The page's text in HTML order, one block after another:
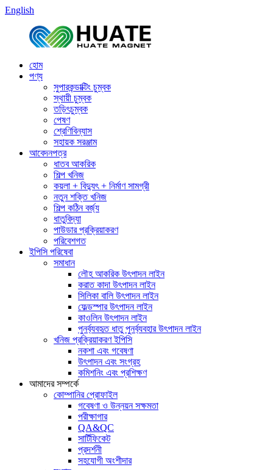
English
হোম
পণ্য
সুপারকন্ডাক্টিং চুম্বক
স্থায়ী চুম্বক
তড়িৎচুম্বক
পেষণ
শ্রেণিবিন্যাস
সহায়ক সরঞ্জাম
আবেদনপত্র
ধাতব আকরিক
শিল্প খনিজ
কয়লা + বিদ্যুৎ + নির্মাণ সামগ্রী
নতুন শক্তি খনিজ
শিল্প কঠিন বর্জ্য
ধাতুবিদ্যা
পাউডার প্রক্রিয়াকরণ
পরিবেশগত
ইপিসি পরিষেবা
সমাধান
লৌহ আকরিক উৎপাদন লাইন
করাত কাদা উৎপাদন লাইন
সিলিকা বালি উৎপাদন লাইন
ফেল্ডস্পার উৎপাদন লাইন
কাওলিন উৎপাদন লাইন
পুনর্ব্যবহৃত ধাতু পুনর্ব্যবহার উৎপাদন লাইন
খনিজ প্রক্রিয়াকরণ ইপিসি
নকশা এবং গবেষণা
উৎপাদন এবং সংগ্রহ
কমিশনিং এবং প্রশিক্ষণ
আমাদের সম্পর্কে
কোম্পানির প্রোফাইল
গবেষণা ও উন্নয়ন সক্ষমতা
পরীক্ষাগার
QA&QC
সার্টিফিকেট
প্রদর্শনী
সহযোগী অংশীদার